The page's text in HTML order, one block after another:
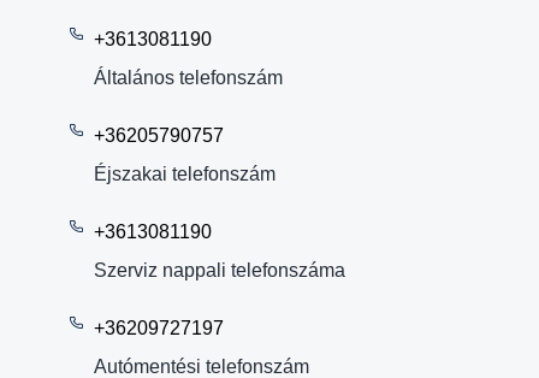
+3613081190
Általános telefonszám
+36205790757
Éjszakai telefonszám
+3613081190
Szerviz nappali telefonszáma
+36209727197
Autómentési telefonszám